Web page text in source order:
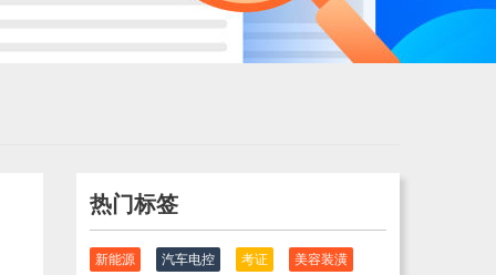
热门标签
新能源 汽车电控 考证 美容装潢